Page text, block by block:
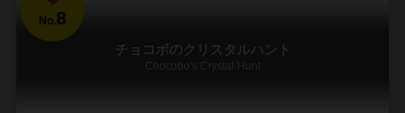
No.8
チョコボのクリスタルハント
Chocobo's Crystal Hunt